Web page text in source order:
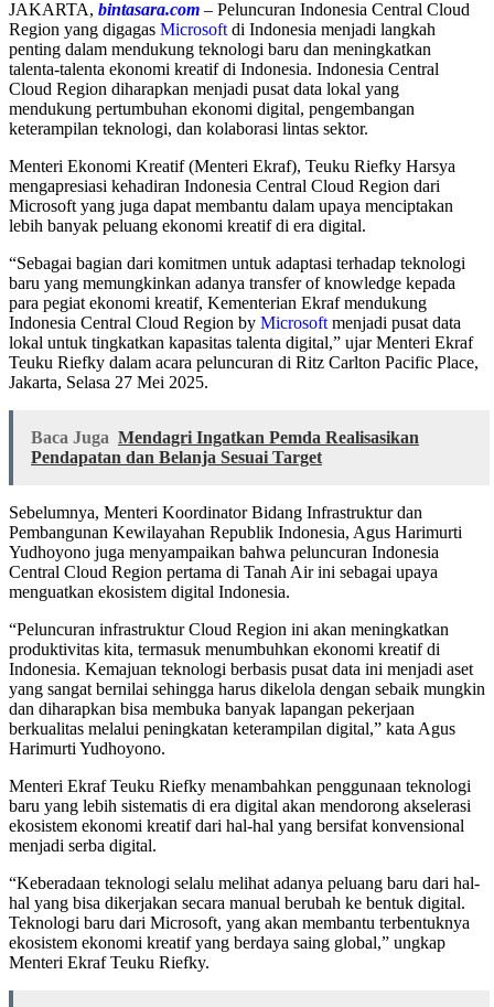
JAKARTA, bintasara.com – Peluncuran Indonesia Central Cloud
Region yang digagas Microsoftdi Indonesia menjadi langkah
penting dalam mendukung teknologi baru dan meningkatkan
talenta-talenta ekonomi kreatif di Indonesia. Indonesia Central
Cloud Region diharapkan menjadi pusat data lokal yang
mendukung pertumbuhan ekonomi digital, pengembangan
keterampilan teknologi, dan kolaborasi lintas sektor.
Menteri Ekonomi Kreatif (Menteri Ekraf), Teuku Riefky Harsya
mengapresiasi kehadiran Indonesia Central Cloud Region dari
Microsoft yang juga dapat membantu dalam upaya menciptakan
lebih banyak peluang ekonomi kreatif di era digital.
“Sebagai bagian dari komitmen untuk adaptasi terhadap teknologi
baru yang memungkinkan adanya transfer of knowledge kepada
para pegiat ekonomi kreatif, Kementerian Ekraf mendukung
Indonesia Central Cloud Region by Microsoftmenjadi pusat data
lokal untuk tingkatkan kapasitas talenta digital,” ujar Menteri Ekraf
Teuku Riefky dalam acara peluncuran di Ritz Carlton Pacific Place,
Jakarta, Selasa 27 Mei 2025.
Baca Juga Mendagri Ingatkan Pemda Realisasikan
Pendapatan dan Belanja Sesuai Target
Sebelumnya, Menteri Koordinator Bidang Infrastruktur dan
Pembangunan Kewilayahan Republik Indonesia, Agus Harimurti
Yudhoyono juga menyampaikan bahwa peluncuran Indonesia
Central Cloud Region pertama di Tanah Air ini sebagai upaya
menguatkan ekosistem digital Indonesia.
“Peluncuran infrastruktur Cloud Region ini akan meningkatkan
produktivitas kita, termasuk menumbuhkan ekonomi kreatif di
Indonesia. Kemajuan teknologi berbasis pusat data ini menjadi aset
yang sangat bernilai sehingga harus dikelola dengan sebaik mungkin
dan diharapkan bisa membuka banyak lapangan pekerjaan
berkualitas melalui peningkatan keterampilan digital,” kata Agus
Harimurti Yudhoyono.
Menteri Ekraf Teuku Riefky menambahkan penggunaan teknologi
baru yang lebih sistematis di era digital akan mendorong akselerasi
ekosistem ekonomi kreatif dari hal-hal yang bersifat konvensional
menjadi serba digital.
“Keberadaan teknologi selalu melihat adanya peluang baru dari hal-
hal yang bisa dikerjakan secara manual berubah ke bentuk digital.
Teknologi baru dari Microsoft, yang akan membantu terbentuknya
ekosistem ekonomi kreatif yang berdaya saing global,” ungkap
Menteri Ekraf Teuku Riefky.